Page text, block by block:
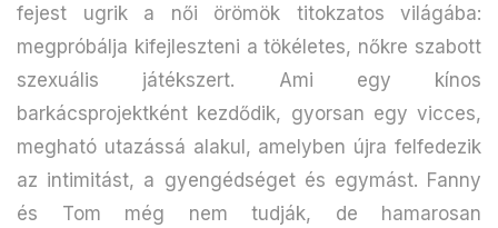
fejest ugrik a női örömök titokzatos világába:
megpróbálja kifejleszteni a tökéletes, nőkre szabott
szexuális játékszert. Ami egy kínos
barkácsprojektként kezdődik, gyorsan egy vicces,
megható utazássá alakul, amelyben újra felfedezik
az intimitást, a gyengédséget és egymást. Fanny
és Tom még nem tudják, de hamarosan